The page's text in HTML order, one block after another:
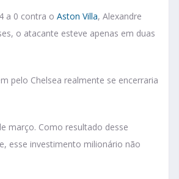
a 0 contra o Aston Villa, Alexandre
o atacante esteve apenas em duas
pelo Chelsea realmente se encerraria
março. Como resultado desse
esse investimento milionário não